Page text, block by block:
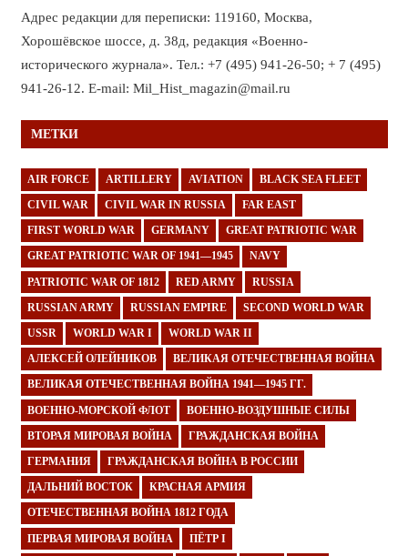
Адрес редакции для переписки: 119160, Москва,
Хорошёвское шоссе, д. 38д, редакция «Военно-
исторического журнала». Тел.: +7 (495) 941-26-50; + 7 (495)
941-26-12. E-mail: Mil_Hist_magazin@mail.ru
МЕТКИ
AIR FORCE ARTILLERY AVIATION BLACK SEA FLEET
CIVIL WAR CIVIL WAR IN RUSSIA FAR EAST
FIRST WORLD WAR GERMANY GREAT PATRIOTIC WAR
GREAT PATRIOTIC WAR OF 1941—1945 NAVY
PATRIOTIC WAR OF 1812 RED ARMY RUSSIA
RUSSIAN ARMY RUSSIAN EMPIRE SECOND WORLD WAR
USSR WORLD WAR I WORLD WAR II
АЛЕКСЕЙ ОЛЕЙНИКОВ ВЕЛИКАЯ ОТЕЧЕСТВЕННАЯ ВОЙНА
ВЕЛИКАЯ ОТЕЧЕСТВЕННАЯ ВОЙНА 1941—1945 ГГ.
ВОЕННО-МОРСКОЙ ФЛОТ ВОЕННО-ВОЗДУШНЫЕ СИЛЫ
ВТОРАЯ МИРОВАЯ ВОЙНА ГРАЖДАНСКАЯ ВОЙНА
ГЕРМАНИЯ ГРАЖДАНСКАЯ ВОЙНА В РОССИИ
ДАЛЬНИЙ ВОСТОК КРАСНАЯ АРМИЯ
ОТЕЧЕСТВЕННАЯ ВОЙНА 1812 ГОДА
ПЕРВАЯ МИРОВАЯ ВОЙНА ПЁТР I